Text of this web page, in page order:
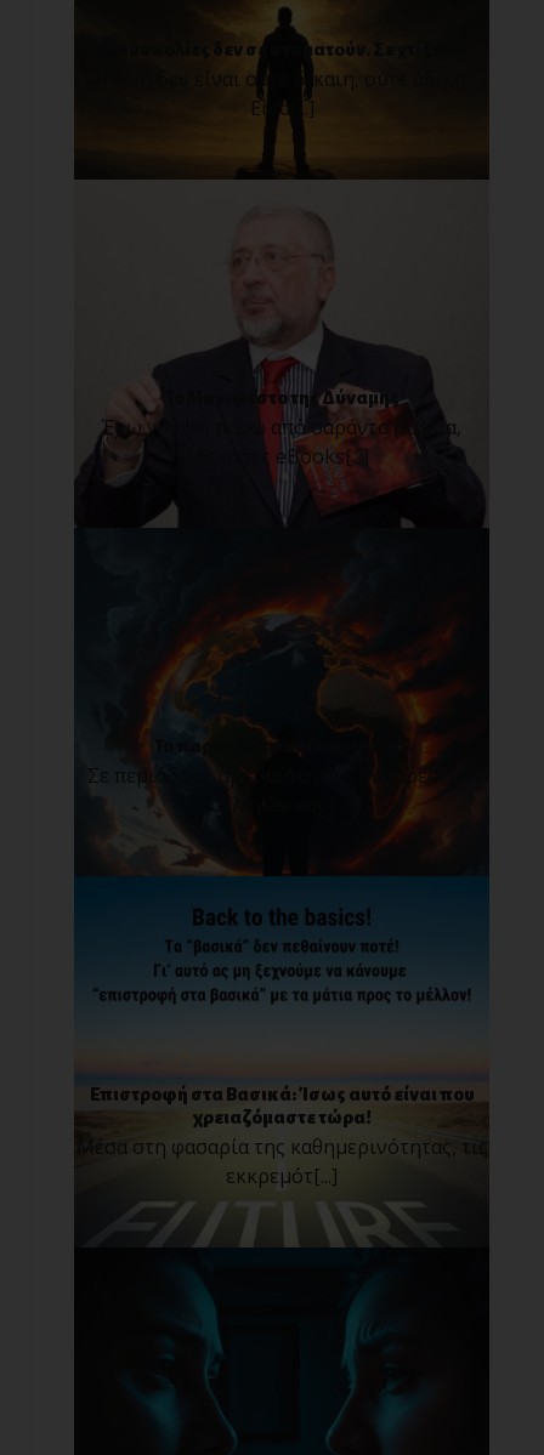
Οι δυσκολίες δεν σε σταματούν. Σε χτίζουν!
Η ζωή δεν είναι ούτε δίκαιη, ούτε άδικη.
Είνα[...]
Το Μανιφέστο της Δύναμης
Έχω γράψει πάνω από σαράντα βιβλία,
δεκάδες eBooks[...]
Το παρόν δεν είναι παντοτινό!
Σε περιόδους αβεβαιότητας, δυσάρεστων
Επιστροφή στα Βασικά: Ίσως αυτό είναι που
χρειαζόμαστε τώρα!
Μέσα στη φασαρία της καθημερινότητας, τις
εκκρεμότ[...]